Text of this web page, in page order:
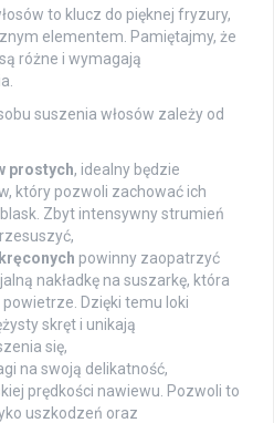
to klucz do pięknej fryzury,
elementem. Pamiętajmy, że
różne i wymagają
suszenia włosów zależy od
prostych, idealny będzie
który pozwoli zachować ich
Zbyt intensywny strumień
powinny zaopatrzyć
nakładkę na suszarkę, która
Dzięki temu loki
skręt i unikają
się,
na swoją delikatność,
prędkości nawiewu. Pozwoli to
uszkodzeń oraz